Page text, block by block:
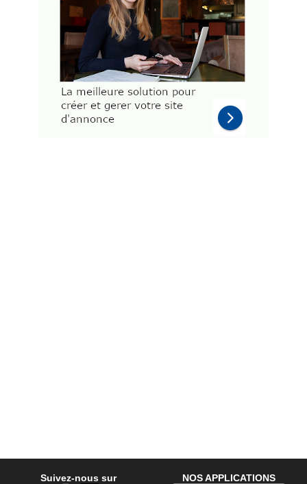
Suivez-nous sur NOS APPLICATIONS